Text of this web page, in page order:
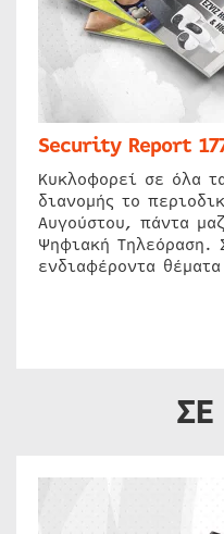
Security Report
Κυκλοφορεί σε όλα
διανομής το
Αυγούστου, πάντα
Ψηφιακή Τηλεόραση.
ενδιαφέροντα